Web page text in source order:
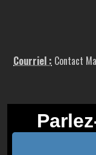
Courriel : Contact